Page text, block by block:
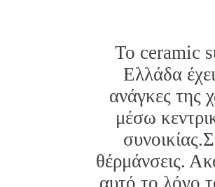
Το ceramic
Ελλάδα
ανάγκες της
μέσω
θέρμάνσεις.
αυτό το λόγο